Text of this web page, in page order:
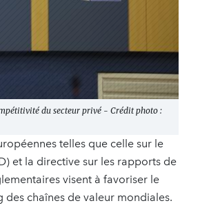
du secteur privé - Crédit photo :
telles que celle sur le
et la directive sur les rapports de
visent à favoriser le
chaînes de valeur mondiales.